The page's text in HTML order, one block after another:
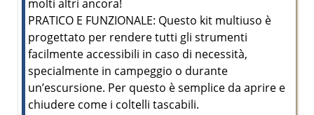
molti altri ancora!
PRATICO E FUNZIONALE: Questo kit multiuso è
progettato per rendere tutti gli strumenti
facilmente accessibili in caso di necessità,
specialmente in campeggio o durante
un’escursione. Per questo è semplice da aprire e
chiudere come i coltelli tascabili.